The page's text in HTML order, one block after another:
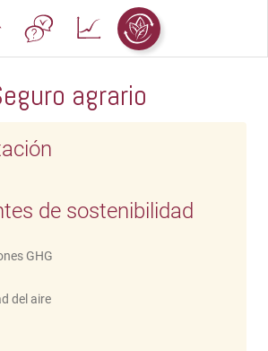
agrario
de sostenibilidad
GHG
del aire